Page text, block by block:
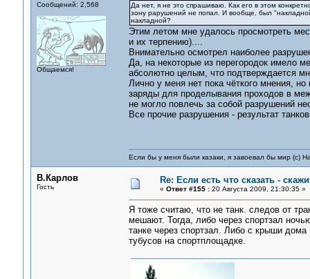
Сообщений: 2,568
Общаемся!
Да нет, я не это спрашиваю. Как его в этом
зону рарушений не попал. И вообще, был
накладной?
Этим летом мне удалось просмотреть
и их терпению)....
Внимательно осмотрел наиболее
Да, на некоторые из перегородок имело
абсолютно целым, что подтверждается
Лично у меня нет пока чёткого мнения,
заряды для проделывания проходов в
не могло повлечь за собой разрушений
Все прочие разрушения - результат
Если бы у меня были казаки, я завоевал бы мир (с)
В.Карлов
Гость
Re: Если есть что сказать -
« Ответ #155 :20 Августа 2009, 21:30:35 »
Я тоже считаю, что не танк. следов от
мешают. Тогда, либо через спортзал
танке через спортзал. Либо с крыши
тубусов на спортплощадке.